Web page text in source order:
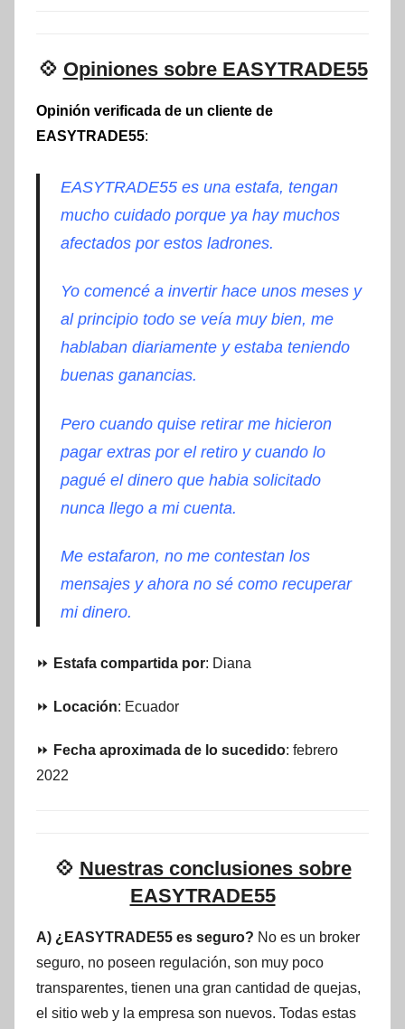
💠 Opiniones sobre EASYTRADE55
Opinión verificada de un cliente de
EASYTRADE55:
EASYTRADE55 es una estafa, tengan
mucho cuidado porque ya hay muchos
afectados por estos ladrones.
Yo comencé a invertir hace unos meses y
al principio todo se veía muy bien, me
hablaban diariamente y estaba teniendo
buenas ganancias.
Pero cuando quise retirar me hicieron
pagar extras por el retiro y cuando lo
pagué el dinero que habia solicitado
nunca llego a mi cuenta.
Me estafaron, no me contestan los
mensajes y ahora no sé como recuperar
mi dinero.
⏩ Estafa compartida por: Diana
⏩ Locación: Ecuador
⏩ Fecha aproximada de lo sucedido: febrero
2022
💠 Nuestras conclusiones sobre
EASYTRADE55
A) ¿EASYTRADE55 es seguro? No es un broker
seguro, no poseen regulación, son muy poco
transparentes, tienen una gran cantidad de quejas,
el sitio web y la empresa son nuevos. Todas estas